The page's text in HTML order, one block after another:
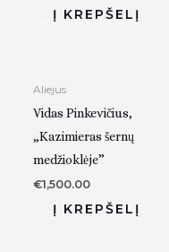
Aliejus
Vidas Pinkevičius,
„Kazimieras šernų
medžioklėje”
€1,500.00